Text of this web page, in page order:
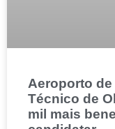
Aeroporto
Técnico de
mil mais